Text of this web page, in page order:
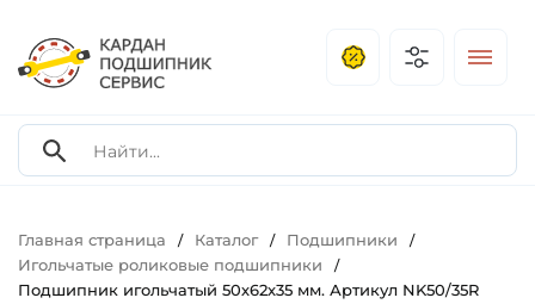
Главная страница / Каталог / Подшипники /
Игольчатые роликовые подшипники /
Подшипник игольчатый 50х62х35 мм. Артикул NK50/35R